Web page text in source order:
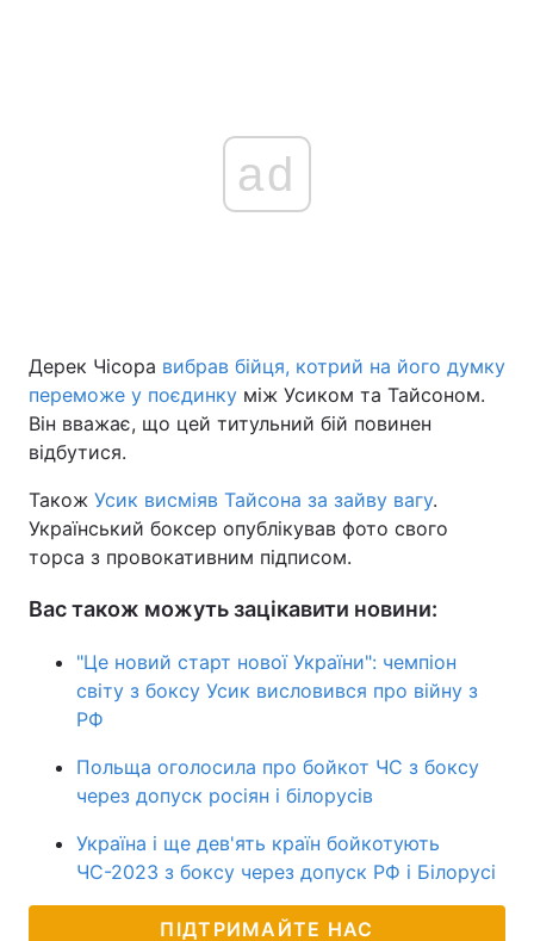
ad
Дерек Чісора вибрав бійця, котрий на його думку
переможе у поєдинку між Усиком та Тайсоном.
Він вважає, що цей титульний бій повинен
відбутися.
Також Усик висміяв Тайсона за зайву вагу.
Український боксер опублікував фото свого
торса з провокативним підписом.
Вас також можуть зацікавити новини:
"Це новий старт нової України": чемпіон
світу з боксу Усик висловився про війну з
РФ
Польща оголосила про бойкот ЧС з боксу
через допуск росіян і білорусів
Україна і ще дев'ять країн бойкотують
ЧС-2023 з боксу через допуск РФ і Білорусі
ПІДТРИМАЙТЕ НАС